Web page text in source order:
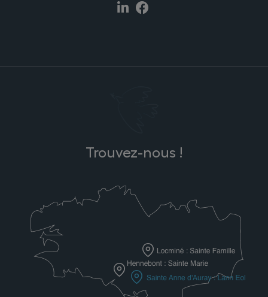
Trouvez-nous !